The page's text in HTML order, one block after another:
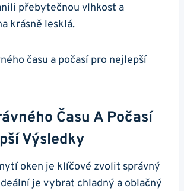
přebytečnou vlhkost a
krásně lesklá.
Času A Počasí
Výsledky
oken je klíčové zvolit správný
je vybrat chladný a oblačný